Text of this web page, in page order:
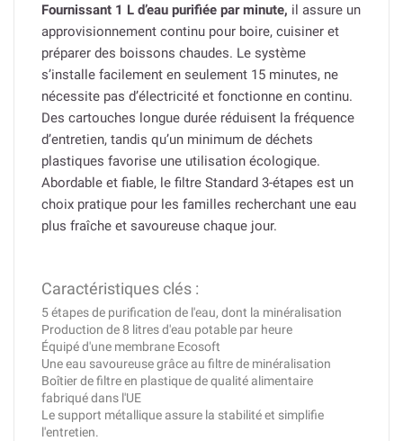
Fournissant 1 L d’eau purifiée par minute, il assure un
approvisionnement continu pour boire, cuisiner et
préparer des boissons chaudes. Le système
s’installe facilement en seulement 15 minutes, ne
nécessite pas d’électricité et fonctionne en continu.
Des cartouches longue durée réduisent la fréquence
d’entretien, tandis qu’un minimum de déchets
plastiques favorise une utilisation écologique.
Abordable et fiable, le filtre Standard 3-étapes est un
choix pratique pour les familles recherchant une eau
plus fraîche et savoureuse chaque jour.
Caractéristiques clés :
5 étapes de purification de l'eau, dont la minéralisation
Production de 8 litres d'eau potable par heure
Équipé d'une membrane Ecosoft
Une eau savoureuse grâce au filtre de minéralisation
Boîtier de filtre en plastique de qualité alimentaire
fabriqué dans l'UE
Le support métallique assure la stabilité et simplifie
l'entretien.